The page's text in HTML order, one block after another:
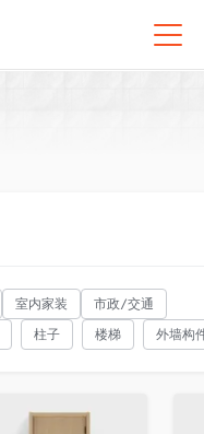
室内家装 市政/交通
柱子 楼梯 外墙构
收藏